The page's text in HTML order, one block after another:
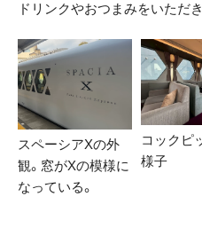
ドリンクやおつまみをいただ
スペーシアXの外
観。窓がXの模様に
なっている。
コックピ
様子